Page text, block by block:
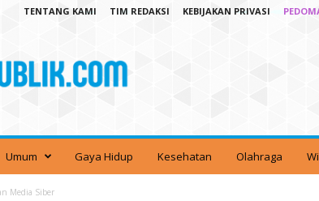
TENTANG KAMI TIM REDAKSI KEBIJAKAN PRIVASI
Umum Gaya Hidup Kesehatan Olahraga
Media Siber